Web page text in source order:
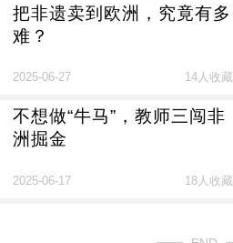
把非遗卖到欧洲，究竟有多
难？
2025-06-27 14人收藏
不想做“牛马”，教师三闯非
洲掘金
2025-06-17 18人收藏